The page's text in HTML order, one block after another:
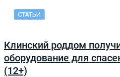
СТАТЬИ
Клинский роддом
оборудование для
(12+)